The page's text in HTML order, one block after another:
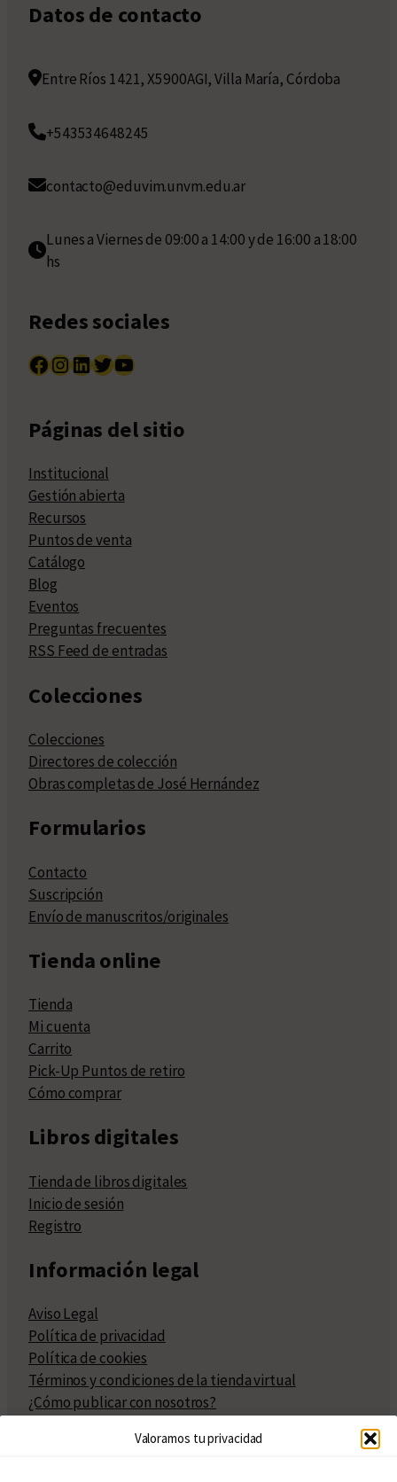
Valoramos tu privacidad
Datos de contacto
Entre Ríos 1421, X5900AGI, Villa María, Córdoba
+543534648245
contacto@eduvim.unvm.edu.ar
Lunes a Viernes de 09:00 a 14:00 y de 16:00 a 18:00
hs
Redes sociales
Facebook InstagramLinkedIn Twitter YouTube
Páginas del sitio
Institucional
Gestión abierta
Recursos
Puntos de venta
Catálogo
Blog
Eventos
Preguntas frecuentes
RSS Feed de entradas
Colecciones
Colecciones
Directores de colección
Obras completas de José Hernández
Formularios
Contacto
Suscripción
Envío de manuscritos/originales
Tienda online
Tienda
Mi cuenta
Carrito
Pick-Up Puntos de retiro
Cómo comprar
Libros digitales
Tienda de libros digitales
Inicio de sesión
Registro
Información legal
Aviso Legal
Política de privacidad
Política de cookies
Términos y condiciones de la tienda virtual
¿Cómo publicar con nosotros?
Políticas de publicación